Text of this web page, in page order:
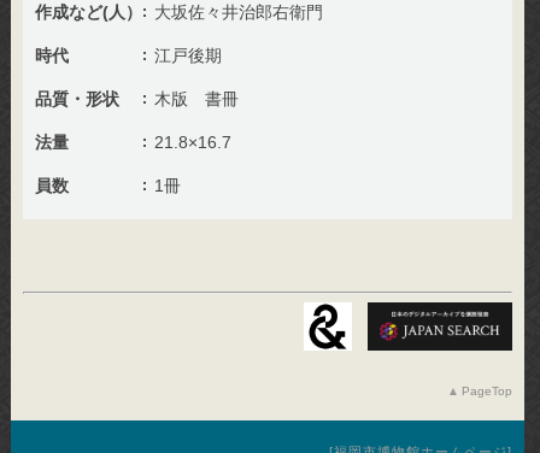
作成など(人） 大坂佐々井治郎右衛門
時代 江戸後期
品質・形状 木版 書冊
法量 21.8×16.7
員数 1冊
PageTop